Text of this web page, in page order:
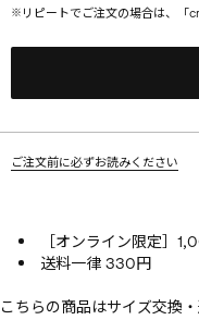
※ リピートでご注文の場合は、「
ご注文前に必ずお読みください
［オンライン限定］
送料一律 330円
こちらの商品はサイズ交換